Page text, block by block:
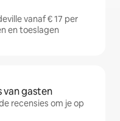
vanaf € 17 per
en toeslagen
van gasten
recensies om je op